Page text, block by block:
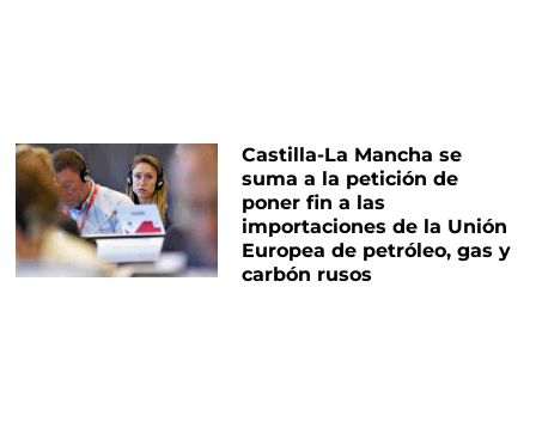
Castilla-La Mancha se
suma a la petición de
poner fin a las
importaciones de la Unión
Europea de petróleo, gas y
carbón rusos